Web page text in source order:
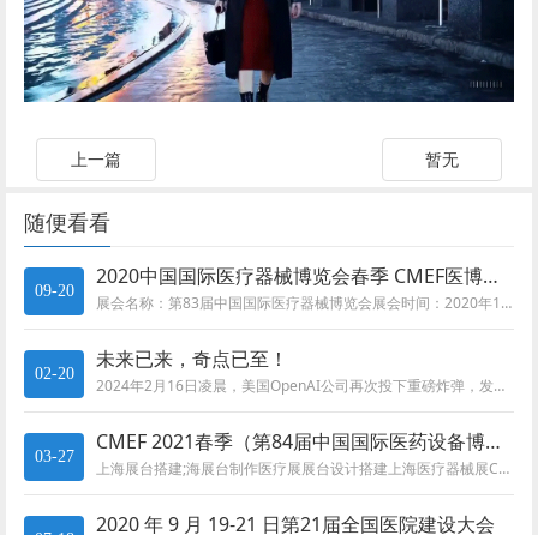
上一篇 暂无
随便看看
09-20
2020中国国际医疗器械博览会春季 CMEF医博会将于10月
展会名称：第83届中国国际医疗器械博览会展会时间：2020年10月 19日-22日展会地点：国家会展中心（上海）主办单位...
02-20
未来已来，奇点已至！
2024年2月16日凌晨，美国OpenAI公司再次投下重磅炸弹，发布了其首个文字生成视频模型——Sora。仅需输入一段文...
03-27
CMEF 2021春季（第84届中国国际医药设备博览会）将于
上海展台搭建;海展台制作医疗展展台设计搭建上海医疗器械展CMEF展台设计搭建
2020 年 9 月 19-21 日第21届全国医院建设大会